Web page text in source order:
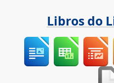
Libros do